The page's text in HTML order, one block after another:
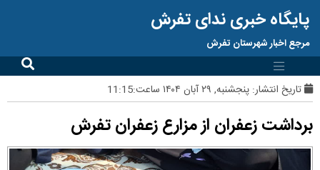
پایگاه خبری ندای تفرش
مرجع اخبار شهرستان تفرش
تاریخ انتشار: پنجشنبه, ۲۹ آبان ۱۴۰۴ ساعت:11:15
برداشت زعفران از مزارع زعفران تفرش